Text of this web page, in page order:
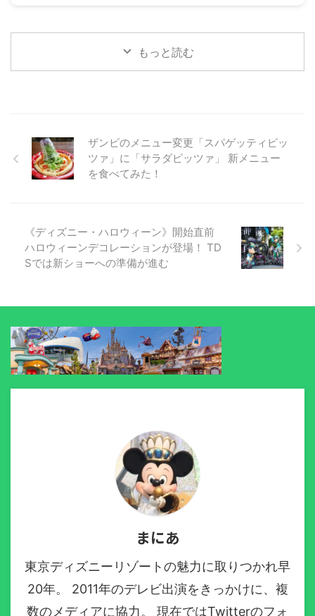
もっと読む
ザンビのメニュー変更「スパゲッティピッ
ツァ」に「サラダピッツァ」 新メニュー
を食べてみた！
《ディズニー・ハロウィーン》開始直前
ハロウィーンデコレーションが登場！ TD
Sでは新ショーへの準備が進む
まにあ
東京ディズニーリゾートの魅力に取りつかれ早
20年。 2011年のデレビ出演をきっかけに、複
数のメディアに協力。 現在ではTwitterのフォ